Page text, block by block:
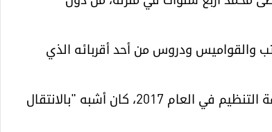
والقواميس ودروس من أحد أقربائه الذي
يروي الشاب أن دخوله إلى معهد الفنون الجميلة بعد هزيمة التنظيم في العام 2017، كان أشبه "بالانتقال